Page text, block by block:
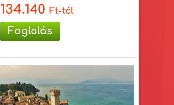
134.140Ft-tól
Foglalás